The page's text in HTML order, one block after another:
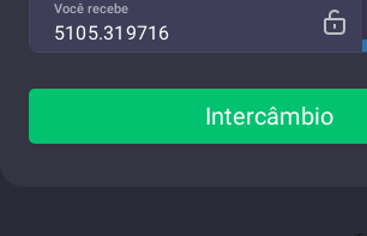
Você recebe
Intercâmbio